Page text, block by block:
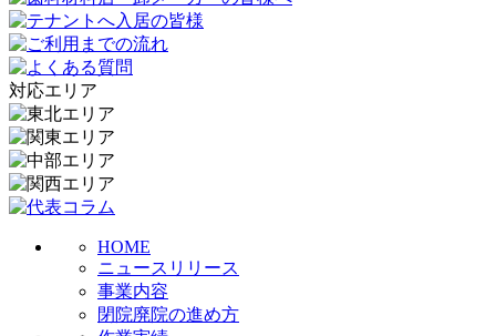
対応エリア
HOME
ニュースリリース
事業内容
閉院廃院の進め方